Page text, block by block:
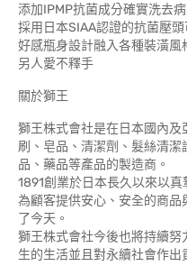
添加IPMP抗菌成分確實洗去
採用日本SIAA認證的抗菌壓
好感瓶身設計融入各種裝潢
另人愛不釋手
關於獅王
獅王株式會社是在日本國內
刷、皂品、清潔劑、髮絲清
品、藥品等產品的製造商。
1891創業於日本長久以來以真
為顧客提供安心、安全的商品
了今天。
獅王株式會社今後也將持續
生的生活並且對永續社會作